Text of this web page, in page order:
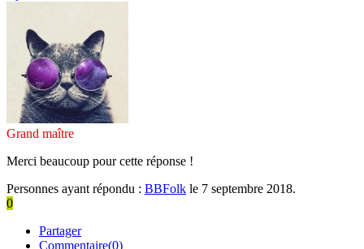
Grand maître
Merci beaucoup pour cette réponse !
Personnes ayant répondu : BBFolk le 7 septembre 2018.
0
Partager
Commentaire(0)